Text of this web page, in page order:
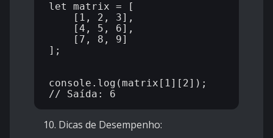
let matrix = [
[1, 2, 3],
[4, 5, 6],
[7, 8, 9]
];
console.log(matrix[1][2]);
Dicas de Desempenho: